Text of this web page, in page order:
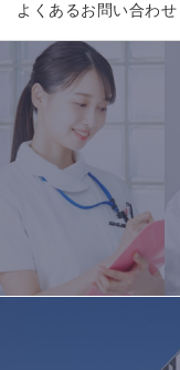
よくあるお問い合わせ